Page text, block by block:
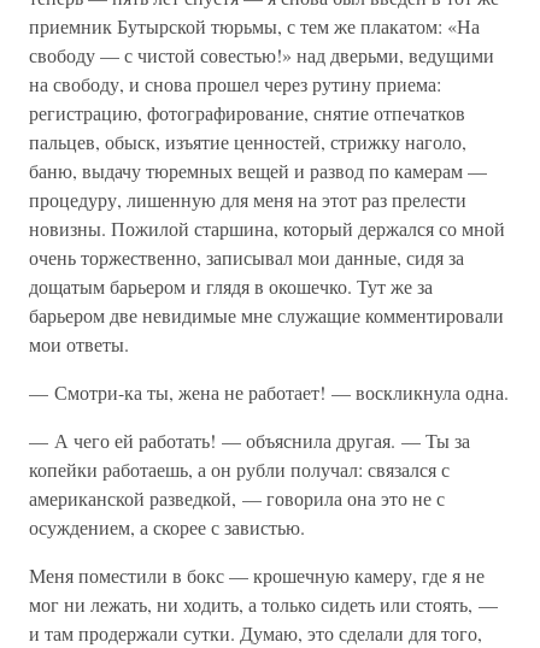
приемник Бутырской тюрьмы, с тем же плакатом: «На
свободу — с чистой совестью!» над дверьми, ведущими
на свободу, и снова прошел через рутину приема:
регистрацию, фотографирование, снятие отпечатков
пальцев, обыск, изъятие ценностей, стрижку наголо,
баню, выдачу тюремных вещей и развод по камерам —
процедуру, лишенную для меня на этот раз прелести
новизны. Пожилой старшина, который держался со мной
очень торжественно, записывал мои данные, сидя за
дощатым барьером и глядя в окошечко. Тут же за
барьером две невидимые мне служащие комментировали
мои ответы.
— Смотри-ка ты, жена не работает! — воскликнула одна.
— А чего ей работать! — объяснила другая. — Ты за
копейки работаешь, а он рубли получал: связался с
американской разведкой, — говорила она это не с
осуждением, а скорее с завистью.
Меня поместили в бокс — крошечную камеру, где я не
мог ни лежать, ни ходить, а только сидеть или стоять, —
и там продержали сутки. Думаю, это сделали для того,